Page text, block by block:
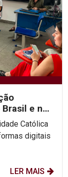
e no
Católica
digitais
LER MAIS